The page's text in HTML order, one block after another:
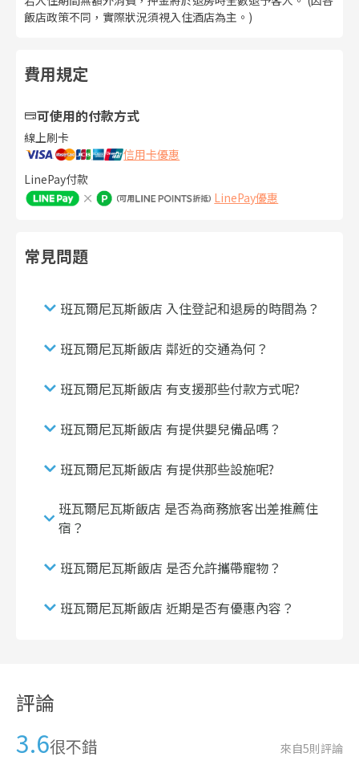
飯店政策不同，實際狀況須視入住酒店為主。)
費用規定
可使用的付款方式
線上刷卡
信用卡優惠
LinePay付款
LinePay優惠
常見問題
班瓦爾尼瓦斯飯店 入住登記和退房的時間為？
班瓦爾尼瓦斯飯店 鄰近的交通為何？
班瓦爾尼瓦斯飯店 有支援那些付款方式呢?
班瓦爾尼瓦斯飯店 有提供嬰兒備品嗎？
班瓦爾尼瓦斯飯店 有提供那些設施呢?
班瓦爾尼瓦斯飯店 是否為商務旅客出差推薦住
宿？
班瓦爾尼瓦斯飯店 是否允許攜帶寵物？
班瓦爾尼瓦斯飯店 近期是否有優惠內容？
評論
3.6很不錯 來自5則評論